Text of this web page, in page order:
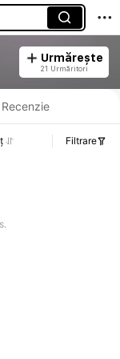
Urmărește
21 Urmăritori
vânzările și stocul.
Recenzie
Filtrare